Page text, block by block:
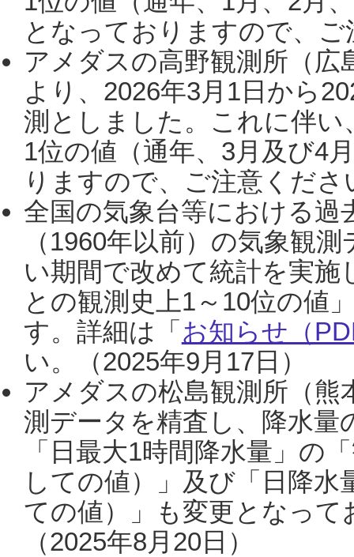
となっておりますので、
アメダスの高野観測所（
より、2026年3月1日から
測としました。これに伴い
1位の値（通年、3月及び4
りますので、ご注意くだ
全国の気象台等における過
（1960年以前）の気象観
い期間で改めて統計を実
との観測史上1～10位の値
す。詳細は「 お知らせ（
い。（2025年9月17日）
アメダスの松島観測所（熊
測データを精査し、降水
「日最大1時間降水量」の
しての値）」及び「日降
ての値）」も変更となっ
（2025年8月20日）